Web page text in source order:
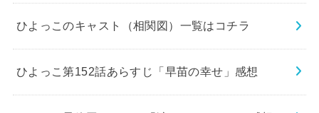
ひよっこのキャスト（相関図）一覧はコチラ
ひよっこ第152話あらすじ「早苗の幸せ」感想